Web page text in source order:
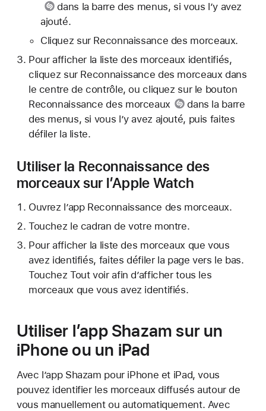
dans la barre des menus, si vous l’y avez
ajouté.
Cliquez sur Reconnaissance des morceaux.
Pour afficher la liste des morceaux identifiés,
cliquez sur Reconnaissance des morceaux dans
le centre de contrôle, ou cliquez sur le bouton
Reconnaissance des morceaux
dans la barre
des menus, si vous l’y avez ajouté, puis faites
défiler la liste.
Utiliser la Reconnaissance des
morceaux sur l’Apple Watch
Ouvrez l’app Reconnaissance des morceaux.
Touchez le cadran de votre montre.
Pour afficher la liste des morceaux que vous
avez identifiés, faites défiler la page vers le bas.
Touchez Tout voir afin d’afficher tous les
morceaux que vous avez identifiés.
Utiliser l’app Shazam sur un
iPhone ou un iPad
Avec l’app Shazam pour iPhone et iPad, vous
pouvez identifier les morceaux diffusés autour de
vous manuellement ou automatiquement. Avec